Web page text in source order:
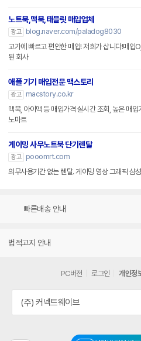
노트북,맥북,태블릿 매입업체
광고
blog.naver.com/paladog8030
고가에 빠르고 편안한 매입! 저희가 삽니다!매입
된 회사
애플 기기 매입전문 맥스토리
광고
macstory.co.kr
맥북, 아이맥 등 매입가격 실시간 조회, 높은 매
노마트
게이밍 사무노트북 단기렌탈
광고
pooomrt.com
의무사용기간 없는 렌탈. 게이밍 영상 그래픽 삼
빠른배송 안내
법적고지 안내
PC버전 로그인 개인정
(주) 커넥트웨이브